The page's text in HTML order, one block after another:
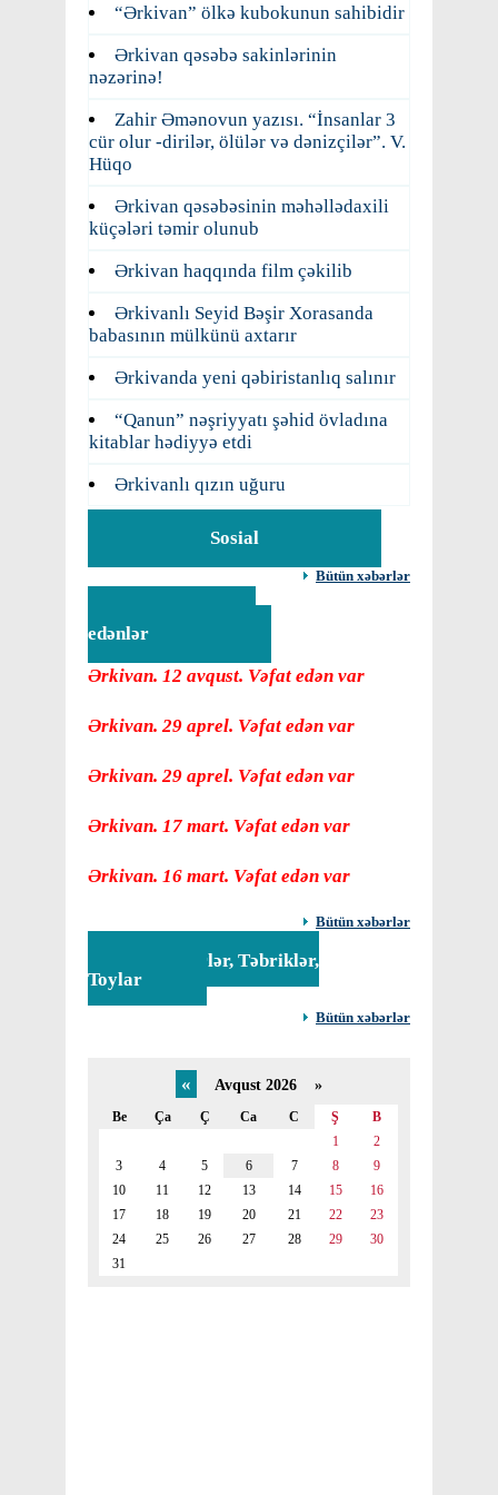
“Ərkivan” ölkə kubokunun sahibidir
Ərkivan qəsəbə sakinlərinin
nəzərinə!
Zahir Əmənovun yazısı. “İnsanlar 3
cür olur -dirilər, ölülər və dənizçilər”. V.
Hüqo
Ərkivan qəsəbəsinin məhəllədaxili
küçələri təmir olunub
Ərkivan haqqında film çəkilib
Ərkivanlı Seyid Bəşir Xorasanda
babasının mülkünü axtarır
Ərkivanda yeni qəbiristanlıq salınır
“Qanun” nəşriyyatı şəhid övladına
kitablar hədiyyə etdi
Ərkivanlı qızın uğuru
Sosial
Bütün xəbərlər
edənlər
Ərkivan. 12 avqust. Vəfat edən var
Ərkivan. 29 aprel. Vəfat edən var
Ərkivan. 29 aprel. Vəfat edən var
Ərkivan. 17 mart. Vəfat edən var
Ərkivan. 16 mart. Vəfat edən var
Bütün xəbərlər
Tədbirlər, Təbriklər,
Toylar
Bütün xəbərlər
« Avqust 2026 »
Be Ça Ç Ca C Ş
B
1
2
3
4 5 6 7 8
9
10
11 12 13 14 15
16
17
18 19 20 21 22
23
24
25 26 27 28 29
30
31